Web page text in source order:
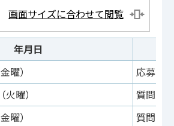
画面サイズに合わせて閲覧
年月日
曜）
応募申
曜）
質問受
曜）
質問回